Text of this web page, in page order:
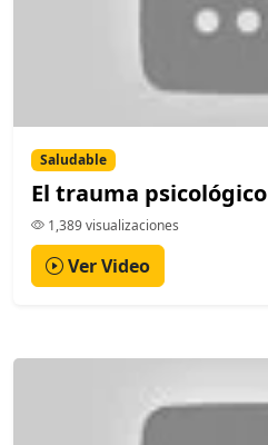
Saludable
El trauma psicológico
1,389 visualizaciones
Ver Video